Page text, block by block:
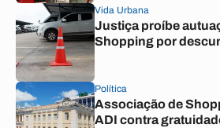
Vida Urbana
Justiça proíbe
Shopping por
Política
Associação de
ADI contra